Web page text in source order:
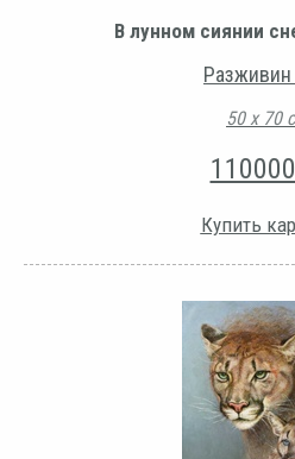
В лунном сиянии
50 х 70
110000
Купить